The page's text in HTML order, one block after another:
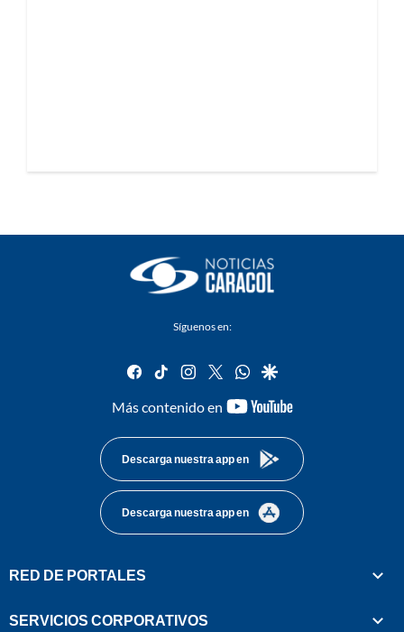
Síguenos en:
facebook
tiktok instagram
twitterwhatsapp
google
Más contenido en
youtube-
Descarga nuestra app en
Descarga nuestra app en
RED DE PORTALES
SERVICIOS CORPORATIVOS